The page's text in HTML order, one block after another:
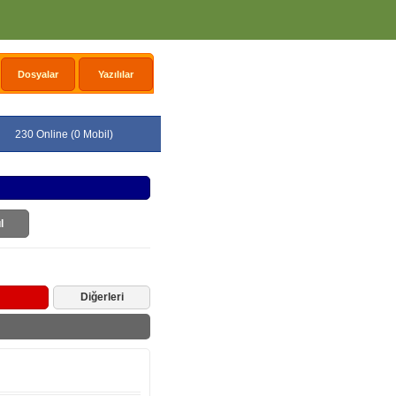
Dosyalar Yazılılar
230 Online (0 Mobil)
Diğerleri